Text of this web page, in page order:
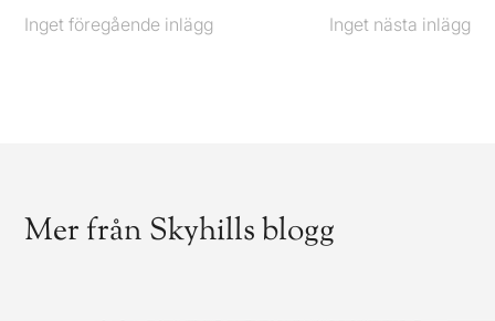
Föregående
Inget föregående inlägg Nästa
Inget nästa inlägg
Mer från Skyhills blogg